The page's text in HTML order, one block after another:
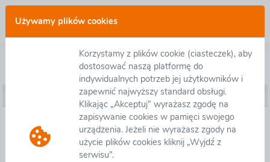
Używamy plików cookies
Korzystamy z plików cookie (ciasteczek), aby
dostosować naszą platformę do
indywidualnych potrzeb jej użytkowników i
zapewnić najwyższy standard obsługi.
Klikając „Akceptuj” wyrażasz zgodę na
zapisywanie cookies w pamięci swojego
urządzenia. Jeżeli nie wyrażasz zgody na
użycie plików cookies kliknij „Wyjdź z
serwisu”.
Postępowanie O/OL.D-3.2411.24.2022 - Budowa drogi S16 Olsztyn (S51) – Ełk (S61) odcinek Olsztyn – Biskupiec (budowa drugiej jezdni) odcinek Olsztyn Wschód – Barczewo
Ustawienia postępowania
Ustawienia postępowania
Załączniki organizatora